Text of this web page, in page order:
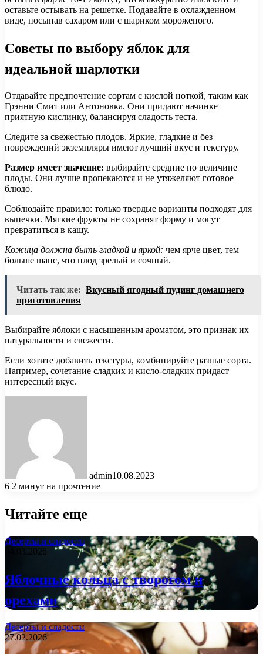
оставьте остывать на решетке. Подавайте в охлажденном
виде, посыпав сахаром или с шариком мороженого.
Советы по выбору яблок для
идеальной шарлотки
Отдавайте предпочтение сортам с кислой ноткой, таким как
Грэнни Смит или Антоновка. Они придают начинке
приятную кислинку, балансируя сладость теста.
Следите за свежестью плодов. Яркие, гладкие и без
повреждений экземпляры имеют лучший вкус и текстуру.
Размер имеет значение: выбирайте средние по величине
плоды. Они лучше пропекаются и не утяжеляют готовое
блюдо.
Соблюдайте правило: только твердые варианты подходят для
выпечки. Мягкие фрукты не сохранят форму и могут
превратиться в кашу.
Кожица должна быть гладкой и яркой: чем ярче цвет, тем
больше шанс, что плод зрелый и сочный.
Читать так же: Вкусный ягодный пудинг домашнего
приготовления
Выбирайте яблоки с насыщенным ароматом, это признак их
натуральности и свежести.
Если хотите добавить текстуры, комбинируйте разные сорта.
Например, сочетание сладких и кисло-сладких придаст
интересный вкус.
admin10.08.2023
6 2 минут на прочтение
Читайте еще
Десерты и сладости
04.03.2026
Яблочные кольца с творогом и
орехами
Десерты и сладости
27.02.2026